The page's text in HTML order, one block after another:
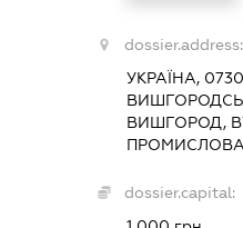
dossier.address:
УКРАЇНА,
ВИШГОРОД,
dossier.capital: